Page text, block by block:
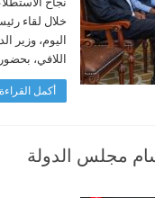
خلال لقاء
اليوم، وزير
اللافي،
أكمل
مجلس الدولة